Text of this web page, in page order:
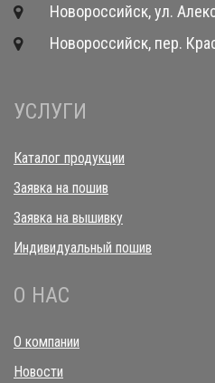
Новороссийск, ул.
Новороссийск, пер.
УСЛУГИ
Каталог продукции
Заявка на пошив
Заявка на вышивку
Индивидуальный пошив
О НАС
О компании
Новости